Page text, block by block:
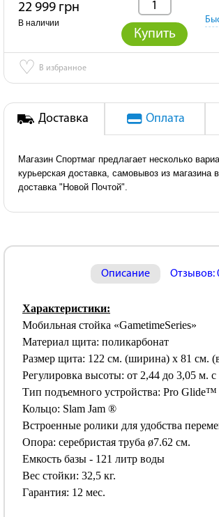
22 999 грн
В наличии
Купить
♡ В избранное
Доставка Оплата
Магазин Спортмаг предлагает несколько
курьерская доставка, самовывоз из магазина
доставка "Новой Почтой".
Описание Отзывов:
Характеристики:
Мобильная стойка «GametimeSeries»
Материал щита: поликарбонат
Размер щита: 122 см. (ширина) х 81 см.
Регулировка высоты: от 2,44 до 3,05 м.
Тип подъемного устройства: Pro Glide™
Кольцо: Slam Jam ®
Встроенные ролики для удобства
Опора: серебристая труба ø7.62 см.
Емкость базы - 121 литр воды
Вес стойки: 32,5 кг.
Гарантия: 12 мес.